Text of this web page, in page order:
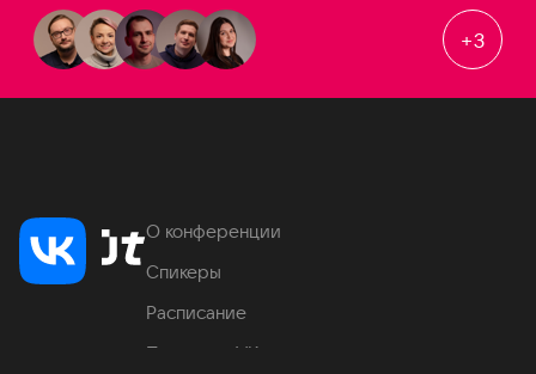
+3
О конференции
Спикеры
Расписание
Продукты VK